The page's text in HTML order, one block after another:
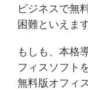
ビジネスで無
困難といえます
もしも、本格
フィスソフト
無料版オフィ